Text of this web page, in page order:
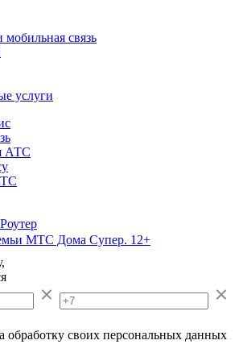
связь
услуги
АТС
МТС Дома Супер. 12+
обработку своих персональных данных